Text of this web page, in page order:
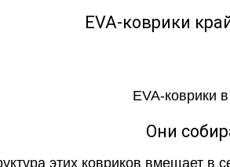
EVA-коврики
Они
этих ковриков вмещает в